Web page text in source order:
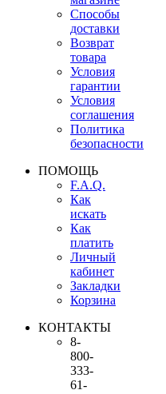
Способы
доставки
Возврат
товара
Условия
гарантии
Условия
соглашения
Политика
безопасности
ПОМОЩЬ
F.A.Q.
Как
искать
Как
платить
Личный
кабинет
Закладки
Корзина
КОНТАКТЫ
8-
800-
333-
61-